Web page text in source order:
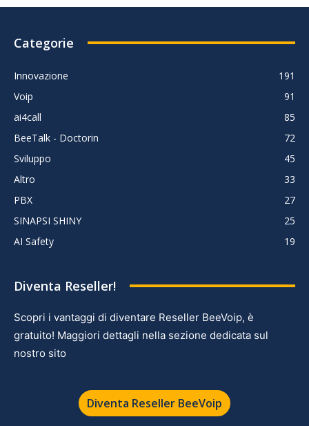
Categorie
Innovazione
191
Voip
91
ai4call
85
BeeTalk - Doctorin
72
Sviluppo
45
Altro
33
PBX
27
SINAPSI SHINY
25
AI Safety
19
Diventa Reseller!
Scopri i vantaggi di diventare Reseller BeeVoip, è
gratuito! Maggiori dettagli nella sezione dedicata sul
nostro sito
Diventa Reseller BeeVoip